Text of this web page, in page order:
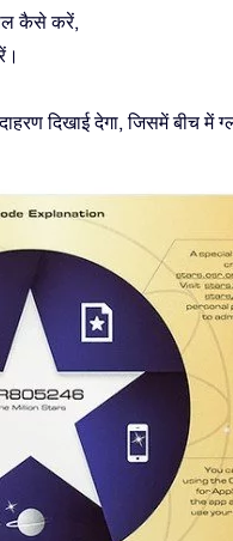
कैसे करें,
दिखाई देगा, जिसमें बीच में